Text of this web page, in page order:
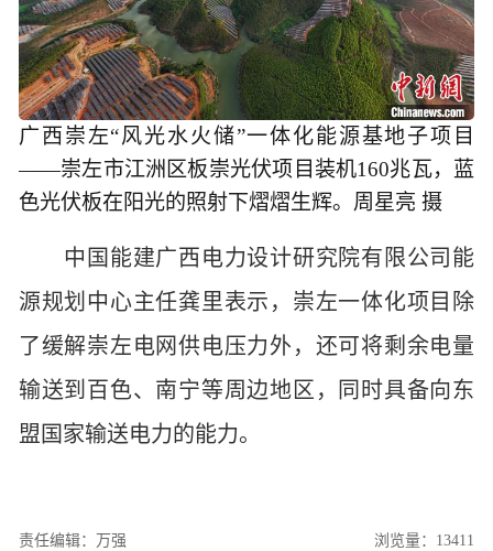
广西崇左“风光水火储”一体化能源基地子项目
——崇左市江洲区板崇光伏项目装机160兆瓦，蓝
色光伏板在阳光的照射下熠熠生辉。周星亮 摄
中国能建广西电力设计研究院有限公司能
源规划中心主任龚里表示，崇左一体化项目除
了缓解崇左电网供电压力外，还可将剩余电量
输送到百色、南宁等周边地区，同时具备向东
盟国家输送电力的能力。
责任编辑：万强 浏览量：13411